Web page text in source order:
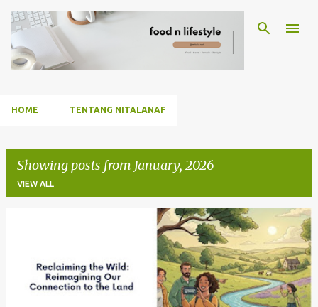
Skip to main content
HOME TENTANG NITALANAF
Showing posts from January, 2026
VIEW ALL